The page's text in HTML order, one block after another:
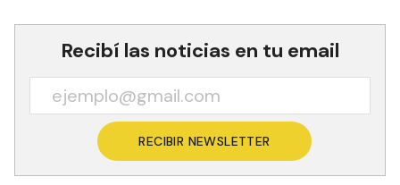
Independiente (BAFICI) que se desarrollará del 24
de abril al 5 de mayo en CABA. Esta joya del cine
marca indeleble en la pantalla grande formará
parte de la Sección Competencia Nacional. El film
formoseño, dirigido por María Luján Ascúe, se
proyectará en las siguientes fechas, horarios y
lugares: miércoles 24, a las 21.30 en sala Lugones;